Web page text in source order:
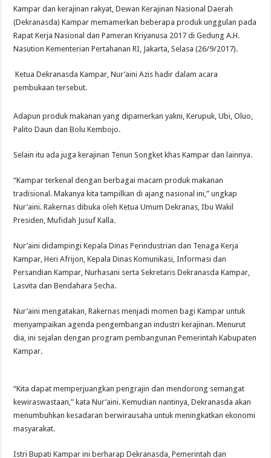
Kampar dan kerajinan rakyat, Dewan Kerajinan Nasional Daerah
(Dekranasda) Kampar memamerkan beberapa produk unggulan pada
Rapat Kerja Nasional dan Pameran Kriyanusa 2017 di Gedung A.H.
Nasution Kementerian Pertahanan RI, Jakarta, Selasa (26/9/2017).
Ketua Dekranasda Kampar, Nur’aini Azis hadir dalam acara
pembukaan tersebut.
Adapun produk makanan yang dipamerkan yakni, Kerupuk, Ubi, Oluo,
Palito Daun dan Bolu Kembojo.
Selain itu ada juga kerajinan Tenun Songket khas Kampar dan lainnya.
“Kampar terkenal dengan berbagai macam produk makanan
tradisional. Makanya kita tampilkan di ajang nasional ini,” ungkap
Nur’aini. Rakernas dibuka oleh Ketua Umum Dekranas, Ibu Wakil
Presiden, Mufidah Jusuf Kalla.‎
Nur’aini didampingi Kepala Dinas Perindustrian dan Tenaga Kerja
Kampar, Heri Afrijon, Kepala Dinas Komunikasi, Informasi dan
Persandian Kampar, Nurhasani serta Sekretaris Dekranasda Kampar,
Lasvita dan Bendahara Secha.
Nur’aini mengatakan, Rakernas menjadi momen bagi Kampar untuk
menyampaikan agenda pengembangan industri kerajinan. Menurut
dia, ini sejalan dengan program pembangunan Pemerintah Kabupaten
Kampar.
“Kita dapat memperjuangkan pengrajin dan mendorong semangat
kewiraswastaan,” kata Nur’aini. Kemudian nantinya, Dekranasda akan
menumbuhkan kesadaran berwirausaha untuk meningkatkan ekonomi
masyarakat.
Istri Bupati Kampar ini berharap Dekranasda, Pemerintah dan